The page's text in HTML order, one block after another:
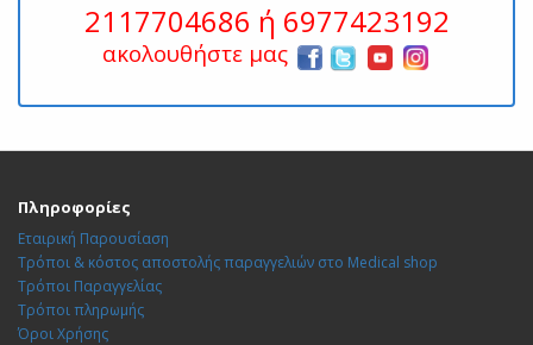
2117704686 ή 6977423192
ακολουθήστε μας
Πληροφορίες
Εταιρική Παρουσίαση
Τρόποι & κόστος αποστολής παραγγελιών στο Medical shop
Τρόποι Παραγγελίας
Τρόποι πληρωμής
Όροι Χρήσης